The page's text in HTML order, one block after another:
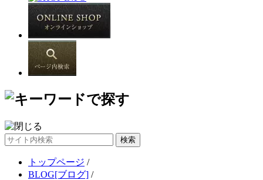
サ
トップページ /
BLOG[ブログ] /